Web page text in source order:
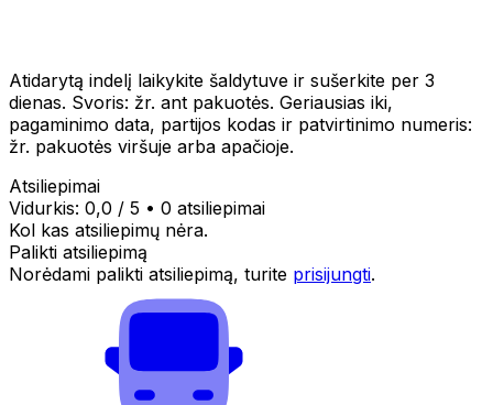
Atidarytą indelį laikykite šaldytuve ir sušerkite per 3
dienas. Svoris: žr. ant pakuotės. Geriausias iki,
pagaminimo data, partijos kodas ir patvirtinimo numeris:
žr. pakuotės viršuje arba apačioje.
Atsiliepimai
Vidurkis: 0,0 / 5 • 0 atsiliepimai
Kol kas atsiliepimų nėra.
Palikti atsiliepimą
Norėdami palikti atsiliepimą, turite prisijungti.